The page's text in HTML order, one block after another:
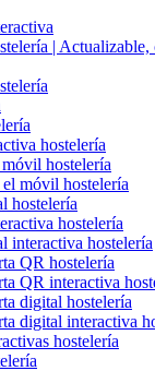
|
hostelería
hostelería
móvil hostelería
hostelería
hostelería
interactiva hostelería
QR hostelería
QR interactiva
digital hostelería
digital interactiva
hostelería